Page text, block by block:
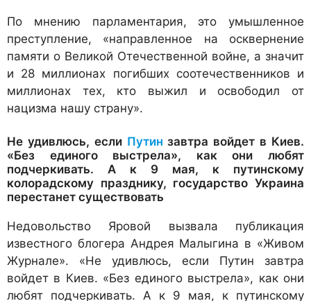
По мнению парламентария, это умышленное
преступление, «направленное на осквернение
памяти о Великой Отечественной войне, а значит
и 28 миллионах погибших соотечественников и
миллионах тех, кто выжил и освободил от
нацизма нашу страну».
Не удивлюсь, если Путин завтра войдет в Киев.
«Без единого выстрела», как они любят
подчеркивать. А к 9 мая, к путинскому
колорадскому празднику, государство Украина
перестанет существовать
Недовольство Яровой вызвала публикация
известного блогера Андрея Малыгина в «Живом
Журнале». «Не удивлюсь, если Путин завтра
войдет в Киев. «Без единого выстрела», как они
любят подчеркивать. А к 9 мая, к путинскому